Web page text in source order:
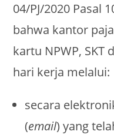
04/PJ/2020 Pasal
bahwa kantor
kartu NPWP, SKT
hari kerja melalui:
secara
(email) yang